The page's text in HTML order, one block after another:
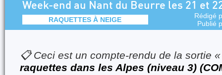
Week-end au Nant du Beurre les 21 et
RAQUETTES À NEIGE
Rédigé
Publié
📋 Ceci est un compte-rendu de la sortie
raquettes dans les Alpes (niveau 3)